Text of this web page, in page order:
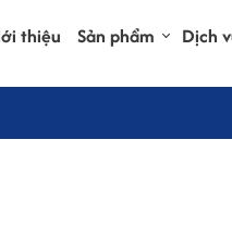
thiệu Sản phẩm Dịch